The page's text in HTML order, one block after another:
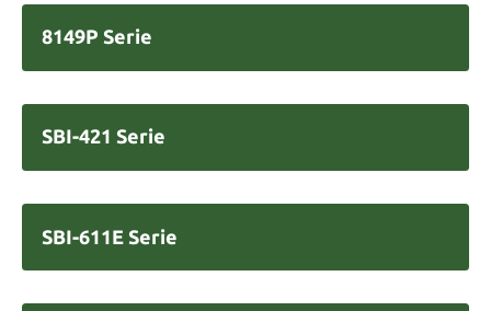
8149P Serie
SBI-421 Serie
SBI-611E Serie